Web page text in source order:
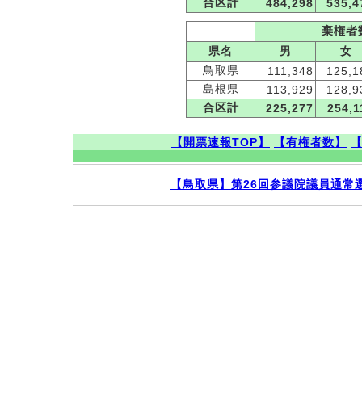
484,298
棄権者
県名
男
女
鳥取県
111,348
島根県
113,929
合区計
225,277
【開票速報TOP】 【有権者数】
【鳥取県】第26回参議院議員通常